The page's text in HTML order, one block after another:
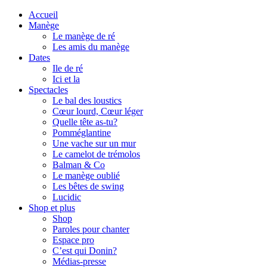
Accueil
Manège
Le manège de ré
Les amis du manège
Dates
Ile de ré
Ici et la
Spectacles
Le bal des loustics
Cœur lourd, Cœur léger
Quelle tête as-tu?
Pomméglantine
Une vache sur un mur
Le camelot de trémolos
Balman & Co
Le manège oublié
Les bêtes de swing
Lucidic
Shop et plus
Shop
Paroles pour chanter
Espace pro
C’est qui Donin?
Médias-presse